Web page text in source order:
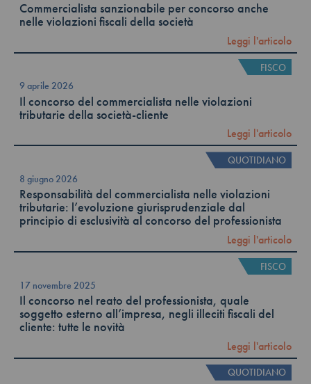
Commercialista sanzionabile per concorso anche
nelle violazioni fiscali della società
Leggi l'articolo
FISCO
9 aprile 2026
Il concorso del commercialista nelle violazioni
tributarie della società-cliente
Leggi l'articolo
QUOTIDIANO
8 giugno 2026
Responsabilità del commercialista nelle violazioni
tributarie: l’evoluzione giurisprudenziale dal
principio di esclusività al concorso del professionista
Leggi l'articolo
FISCO
17 novembre 2025
Il concorso nel reato del professionista, quale
soggetto esterno all’impresa, negli illeciti fiscali del
cliente: tutte le novità
Leggi l'articolo
QUOTIDIANO